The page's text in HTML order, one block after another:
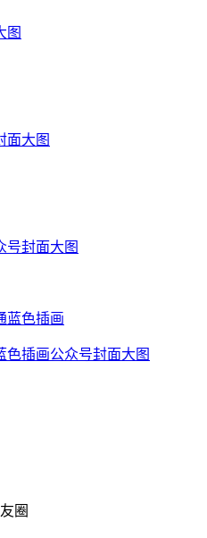
图
面大图
号封面大图
色插画公众号封面大图
圈